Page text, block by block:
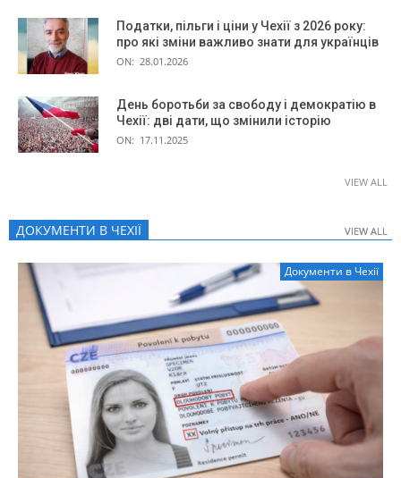
Податки, пільги і ціни у Чехії з 2026 року:
про які зміни важливо знати для українців
ON: 28.01.2026
День боротьби за свободу і демократію в
Чехії: дві дати, що змінили історію
ON: 17.11.2025
VIEW ALL
ДОКУМЕНТИ В ЧЕХІЇ VIEW ALL
Документи в Чехії
VIEW ALL